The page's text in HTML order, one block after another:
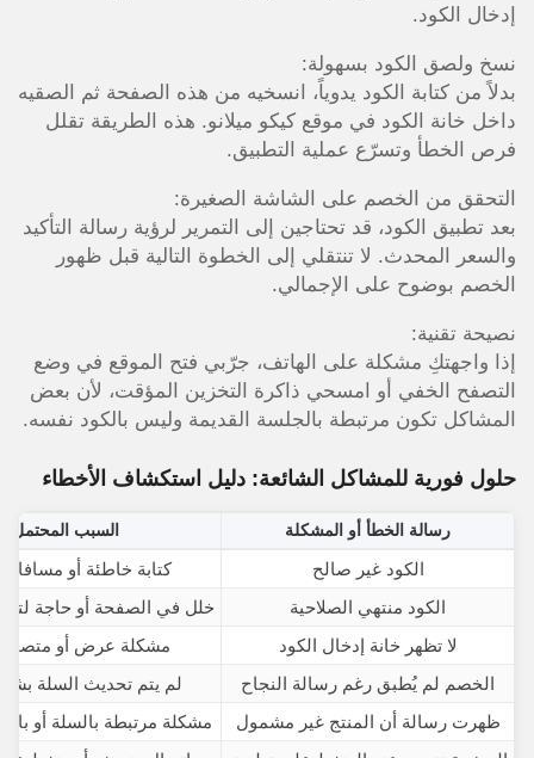
إدخال الكود.
نسخ ولصق الكود بسهولة:
بدلاً من كتابة الكود يدوياً، انسخيه من هذه الصفحة ثم الصقيه
داخل خانة الكود في موقع كيكو ميلانو. هذه الطريقة تقلل
فرص الخطأ وتسرّع عملية التطبيق.
التحقق من الخصم على الشاشة الصغيرة:
بعد تطبيق الكود، قد تحتاجين إلى التمرير لرؤية رسالة التأكيد
والسعر المحدث. لا تنتقلي إلى الخطوة التالية قبل ظهور
الخصم بوضوح على الإجمالي.
نصيحة تقنية:
إذا واجهتكِ مشكلة على الهاتف، جرّبي فتح الموقع في وضع
التصفح الخفي أو امسحي ذاكرة التخزين المؤقت، لأن بعض
المشاكل تكون مرتبطة بالجلسة القديمة وليس بالكود نفسه.
حلول فورية للمشاكل الشائعة: دليل استكشاف الأخطاء
رسالة الخطأ أو المشكلة السبب المحتمل
الكود غير صالح
كتابة خاطئة أو مسافات
الكود منتهي الصلاحية
خلل في الصفحة أو حاجة
لا تظهر خانة إدخال الكود
مشكلة عرض أو متصفح
الخصم لم يُطبق رغم رسالة النجاح
لم يتم تحديث السلة
ظهرت رسالة أن المنتج غير مشمول
مشكلة مرتبطة بالسلة أو